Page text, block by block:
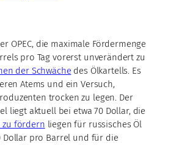
OPEC, die maximale Fördermenge
pro Tag vorerst unverändert zu
der Schwächedes Ölkartells. Es
Atems und ein Versuch,
trocken zu legen. Der
liegt aktuell bei etwa 70 Dollar, die
zu fördern liegen für russisches Öl
Dollar pro Barrel und für die